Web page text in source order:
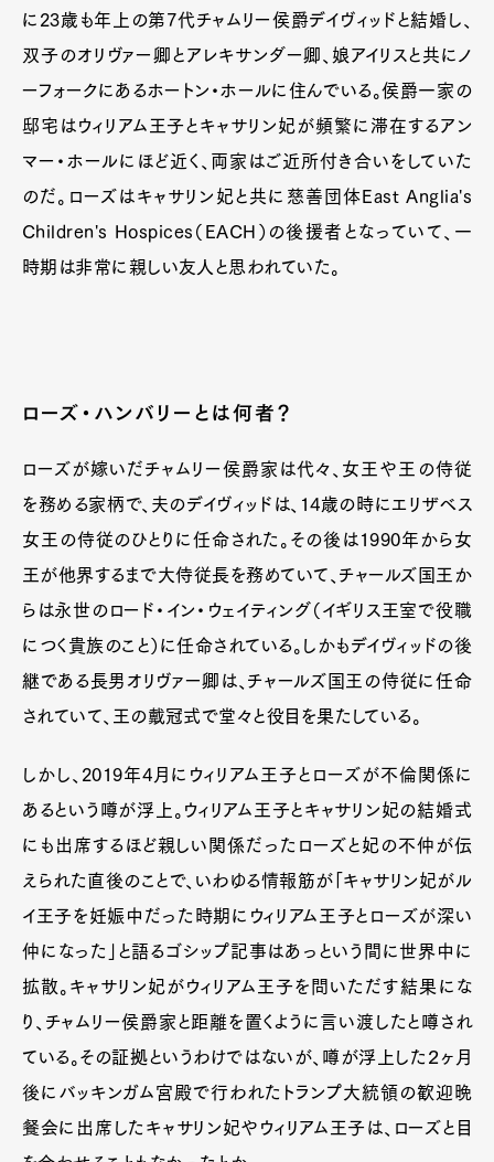
に23歳も年上の第7代チャムリー侯爵デイヴィッドと結婚し、
双子のオリヴァー卿とアレキサンダー卿、娘アイリスと共にノ
ーフォークにあるホートン・ホールに住んでいる。侯爵一家の
邸宅はウィリアム王子とキャサリン妃が頻繁に滞在するアン
マー・ホールにほど近く、両家はご近所付き合いをしていた
のだ。ローズはキャサリン妃と共に慈善団体East Anglia's
Children's Hospices（EACH）の後援者となっていて、一
時期は非常に親しい友人と思われていた。
ローズ・ハンバリーとは何者？
ローズが嫁いだチャムリー侯爵家は代々、女王や王の侍従
を務める家柄で、夫のデイヴィッドは、14歳の時にエリザベス
女王の侍従のひとりに任命された。その後は1990年から女
王が他界するまで大侍従長を務めていて、チャールズ国王か
らは永世のロード・イン・ウェイティング（イギリス王室で役職
につく貴族のこと）に任命されている。しかもデイヴィッドの後
継である長男オリヴァー卿は、チャールズ国王の侍従に任命
されていて、王の戴冠式で堂々と役目を果たしている。
しかし、2019年4月にウィリアム王子とローズが不倫関係に
あるという噂が浮上。ウィリアム王子とキャサリン妃の結婚式
にも出席するほど親しい関係だったローズと妃の不仲が伝
えられた直後のことで、いわゆる情報筋が「キャサリン妃がル
イ王子を妊娠中だった時期にウィリアム王子とローズが深い
仲になった」と語るゴシップ記事はあっという間に世界中に
拡散。キャサリン妃がウィリアム王子を問いただす結果にな
り、チャムリー侯爵家と距離を置くように言い渡したと噂され
ている。その証拠というわけではないが、噂が浮上した２ヶ月
後にバッキンガム宮殿で行われたトランプ大統領の歓迎晩
餐会に出席したキャサリン妃やウィリアム王子は、ローズと目